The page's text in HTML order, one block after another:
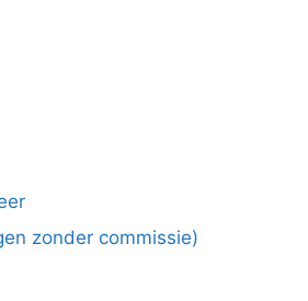
zonder commissie)